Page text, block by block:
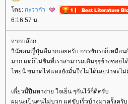
ดย: กะว่าก๋า
6:16:57 น.
จากบล๊อก
วินัยคนญี่ปุ่นดีมากเลยครับ การขับรถก็เหมื
มาก แต่ก็ไม่ชินที่เราสามารถเดินๆๆข้างซอย
ไทยนี่ ขนาดไฟแดงยังมั่นใจไม่ได้เลยว่าจะไ
เดี๋ยวนี้ปืนหาง่าย ใจเย็น ๆกันไว้ก็ดีครับ
ผมน่ะเป็นคนไม่บวก แค่ขับเร็วบ้างมาครั้งครั